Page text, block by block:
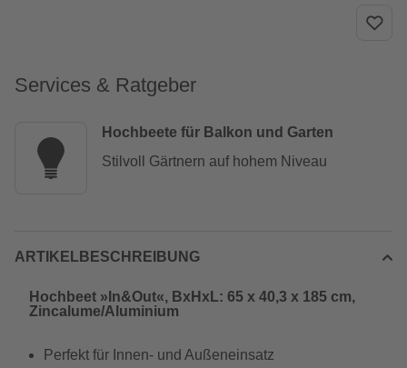
Services & Ratgeber
Hochbeete für Balkon und Garten
Stilvoll Gärtnern auf hohem Niveau
ARTIKELBESCHREIBUNG
Hochbeet »In&Out«, BxHxL: 65 x 40,3 x 185 cm,
Zincalume/Aluminium
Perfekt für Innen- und Außeneinsatz